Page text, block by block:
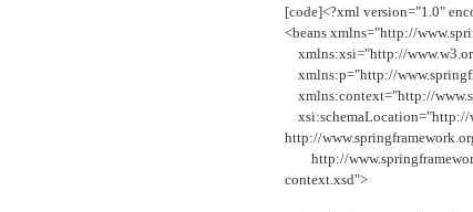
[code]<?xml version="1.0"
<beans xmlns="http://
xmlns:xsi="http://
xmlns:p="http://
xmlns:context="http://
xsi:schemaLocation="http://
http://
http://
context.xsd">